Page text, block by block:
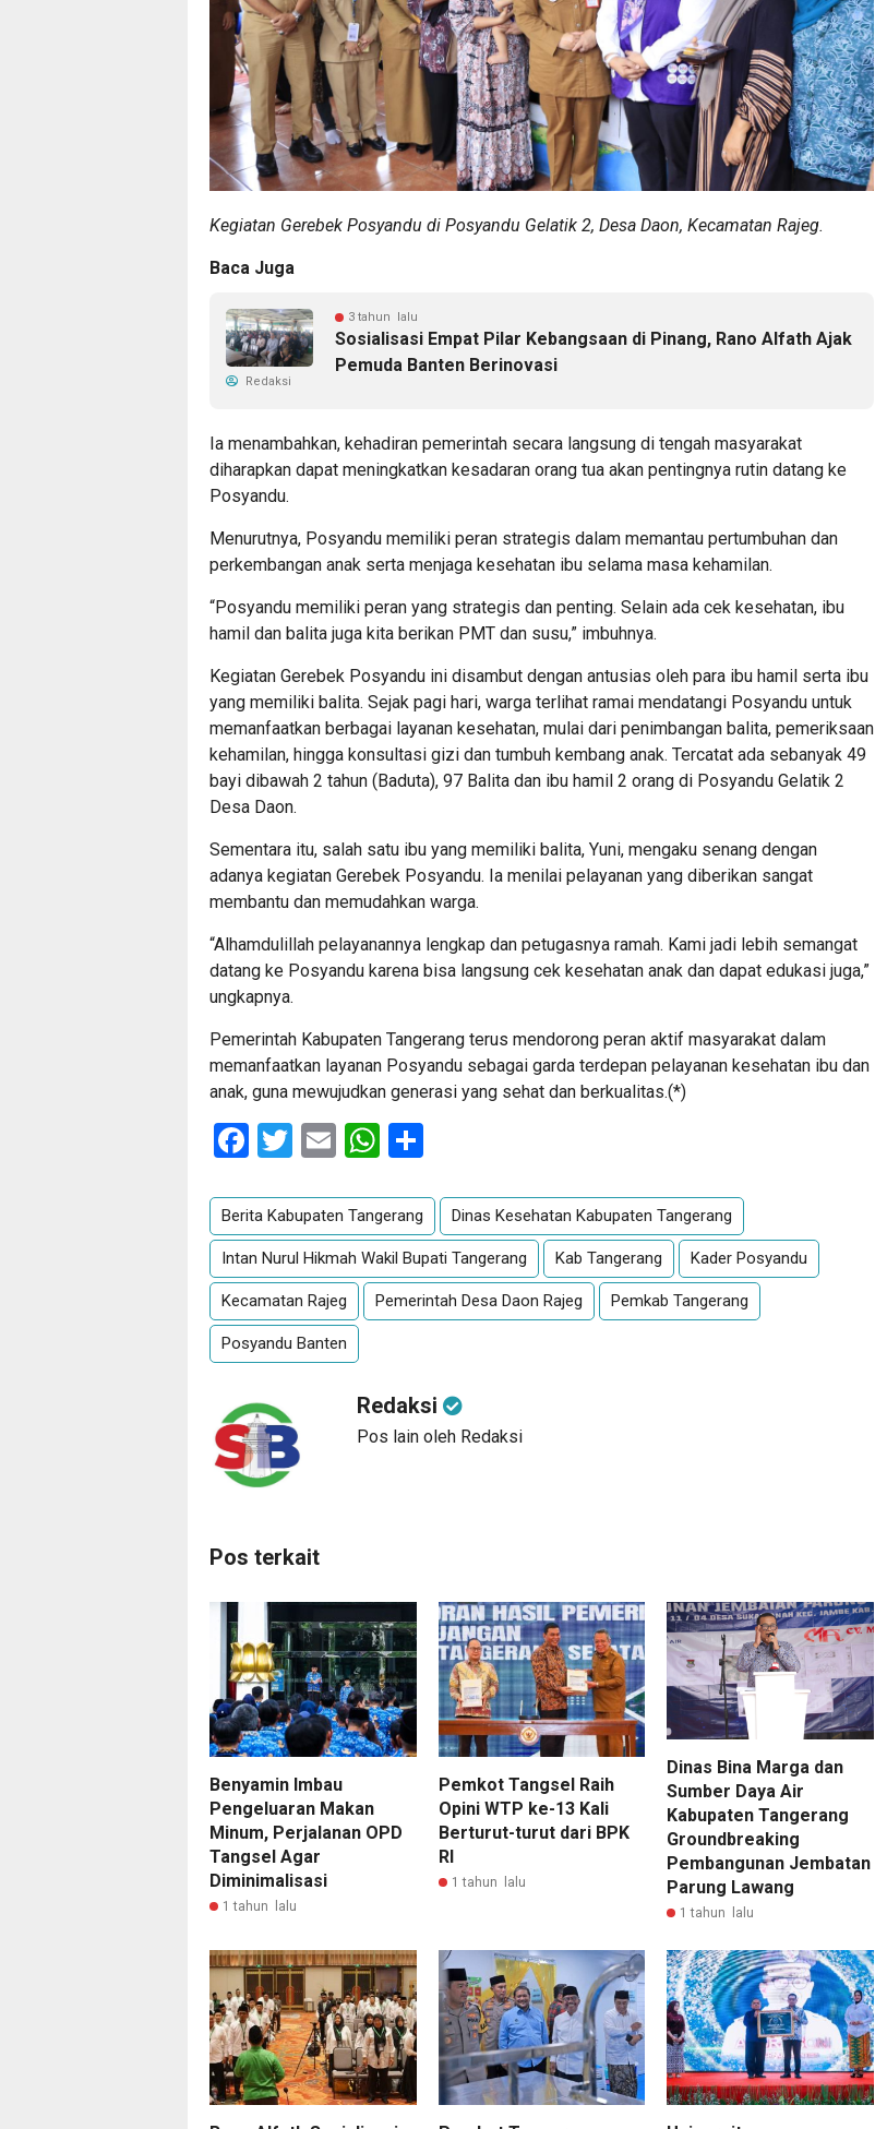
Kegiatan Gerebek Posyandu di Posyandu Gelatik 2, Desa Daon, Kecamatan Rajeg.
Baca Juga
3 tahun lalu
Sosialisasi Empat Pilar Kebangsaan di Pinang, Rano Alfath Ajak
Pemuda Banten Berinovasi
Redaksi
Ia menambahkan, kehadiran pemerintah secara langsung di tengah masyarakat
diharapkan dapat meningkatkan kesadaran orang tua akan pentingnya rutin datang ke
Posyandu.
Menurutnya, Posyandu memiliki peran strategis dalam memantau pertumbuhan dan
perkembangan anak serta menjaga kesehatan ibu selama masa kehamilan.
“Posyandu memiliki peran yang strategis dan penting. Selain ada cek kesehatan, ibu
hamil dan balita juga kita berikan PMT dan susu,” imbuhnya.
Kegiatan Gerebek Posyandu ini disambut dengan antusias oleh para ibu hamil serta ibu
yang memiliki balita. Sejak pagi hari, warga terlihat ramai mendatangi Posyandu untuk
memanfaatkan berbagai layanan kesehatan, mulai dari penimbangan balita, pemeriksaan
kehamilan, hingga konsultasi gizi dan tumbuh kembang anak. Tercatat ada sebanyak 49
bayi dibawah 2 tahun (Baduta), 97 Balita dan ibu hamil 2 orang di Posyandu Gelatik 2
Desa Daon.
Sementara itu, salah satu ibu yang memiliki balita, Yuni, mengaku senang dengan
adanya kegiatan Gerebek Posyandu. Ia menilai pelayanan yang diberikan sangat
membantu dan memudahkan warga.
“Alhamdulillah pelayanannya lengkap dan petugasnya ramah. Kami jadi lebih semangat
datang ke Posyandu karena bisa langsung cek kesehatan anak dan dapat edukasi juga,”
ungkapnya.
Pemerintah Kabupaten Tangerang terus mendorong peran aktif masyarakat dalam
memanfaatkan layanan Posyandu sebagai garda terdepan pelayanan kesehatan ibu dan
anak, guna mewujudkan generasi yang sehat dan berkualitas.(*)
Facebook
Twitter
EmailWhatsApp
Berita Kabupaten Tangerang Dinas Kesehatan Kabupaten Tangerang
Intan Nurul Hikmah Wakil Bupati Tangerang Kab Tangerang Kader Posyandu
Kecamatan Rajeg Pemerintah Desa Daon Rajeg Pemkab Tangerang
Posyandu Banten
Redaksi
Pos lain oleh Redaksi
Pos terkait
Benyamin Imbau
Pengeluaran Makan
Minum, Perjalanan OPD
Tangsel Agar
Diminimalisasi
1 tahun lalu
Pemkot Tangsel Raih
Opini WTP ke-13 Kali
Berturut-turut dari BPK
RI
1 tahun lalu
Dinas Bina Marga dan
Sumber Daya Air
Kabupaten Tangerang
Groundbreaking
Pembangunan Jembatan
Parung Lawang
1 tahun lalu